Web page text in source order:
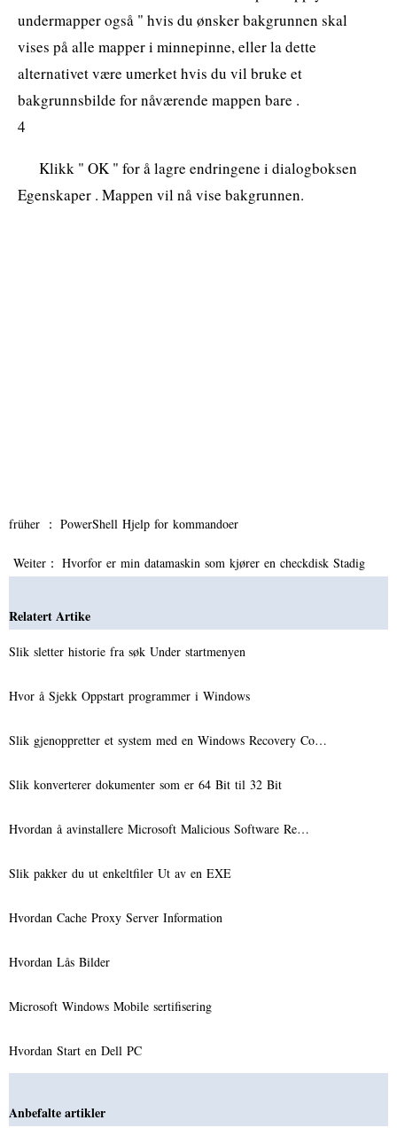
undermapper også " hvis du ønsker bakgrunnen skal
vises på alle mapper i minnepinne, eller la dette
alternativet være umerket hvis du vil bruke et
bakgrunnsbilde for nåværende mappen bare .
4
Klikk " OK " for å lagre endringene i dialogboksen
Egenskaper . Mappen vil nå vise bakgrunnen.
früher ： PowerShell Hjelp for kommandoer
Weiter： Hvorfor er min datamaskin som kjører en checkdisk Stadig
Relatert Artike
Slik sletter historie fra søk Under startmenyen
Hvor å Sjekk Oppstart programmer i Windows
Slik gjenoppretter et system med en Windows Recovery Co…
Slik konverterer dokumenter som er 64 Bit til 32 Bit
Hvordan å avinstallere Microsoft Malicious Software Re…
Slik pakker du ut enkeltfiler Ut av en EXE
Hvordan Cache Proxy Server Information
Hvordan Lås Bilder
Microsoft Windows Mobile sertifisering
Hvordan Start en Dell PC
Anbefalte artikler